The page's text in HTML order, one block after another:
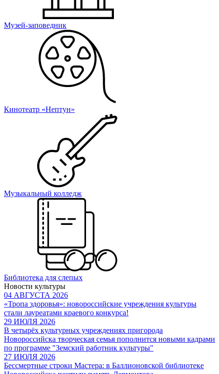
Музей-заповедник
Кинотеатр «Нептун»
Музыкальный колледж
Библиотека для слепых
Новости культуры
04 АВГУСТА 2026
«Тропа здоровья»: новороссийские учреждения культуры
стали лауреатами краевого конкурса!
29 ИЮЛЯ 2026
В четырёх культурных учреждениях пригорода
Новороссийска творческая семья пополнится новыми кадрами
по программе "Земский работник культуры"
27 ИЮЛЯ 2026
Бессмертные строки Мастера: в Баллионовской библиотеке